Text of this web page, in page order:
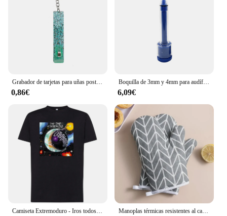
Grabador de tarjetas para uñas postizas largas, Clip para sacar tarjetas ATM, llavero, BILLETERA, herramienta de mano, empujador de botones para novia
0,86€
Boquilla de 3mm y 4mm para audífono, jeringa de impresión CIC profesional
6,09€
Camiseta Extremoduro - Iros todos a tomar por culo - 100% algodón - Tallaje europeo - Ring Spun - Tejido tubular sin costuras laterales. Manoplas térmicas resistentes al calor para ollas calientes, guantes de cocina, almohadilla para agarraderas y estufa, 1 par